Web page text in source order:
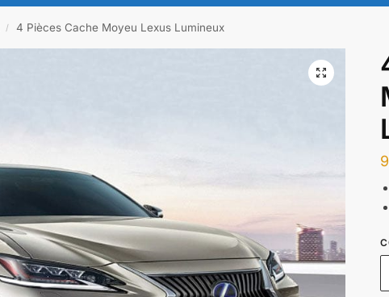
/ 4 Pièces Cache Moyeu Lexus Lumineux